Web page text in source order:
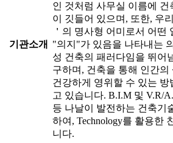
기관소개
인 것처럼 사무실 이름에 건
이 깃들어 있으며, 또한, 우
＇의 명사형 어미로서 어떤
"의지"가 있음을 나타내는
성 건축의 패러다임을 뛰어
구하며, 건축을 통해 인간의
건강하게 영위할 수 있는
고 있습니다. B.I.M 및 V.R/
등 나날이 발전하는 건축기
하여, Technology를 활용한
니다.